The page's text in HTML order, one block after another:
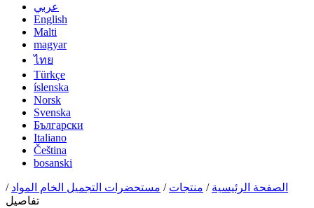
عربي
English
Malti
magyar
ไทย
Türkçe
íslenska
Norsk
Svenska
Български
Italiano
Čeština
bosanski
الصفحة الرئيسية / منتجات / مستحضرات التجميل الخام المواد /
تفاصيل